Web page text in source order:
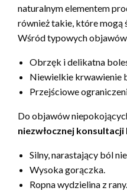
naturalnym elementem
również takie, które mogą
Wśród typowych objawów
Obrzęk i delikatna
Niewielkie krwawienie
Przejściowe
Do objawów
niezwłocznej
Silny, narastający ból
Wysoka gorączka.
Ropna wydzielina z rany.